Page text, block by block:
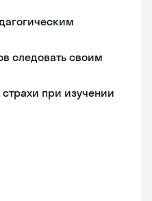
следовать своим
при изучении